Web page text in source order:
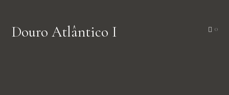
Douro Atlântico I 0